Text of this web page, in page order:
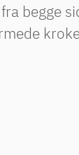
begge